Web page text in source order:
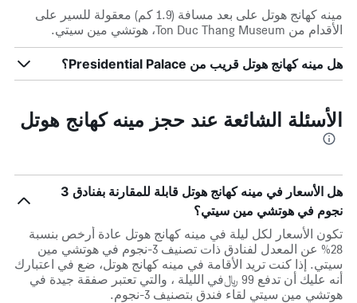
مينه كهانج هوتل على بعد مسافة (1.9 كم) معقولة للسير على
الأقدام من Ton Duc Thang Museum، هوتشي مين سيتي.
هل مينه كهانج هوتل قريب من Presidential Palace؟
الأسئلة الشائعة عند حجز مينه كهانج هوتل
هل الأسعار في مينه كهانج هوتل قابلة للمقارنة بفنادق 3
نجوم في هوتشي مين سيتي؟
تكون الأسعار لكل ليلة في مينه كهانج هوتل عادة أرخص بنسبة
28% عن المعدل لفنادق ذات تصنيف 3-نجوم في هوتشي مين
سيتي. إذا كنت تريد الأقامة في مينه كهانج هوتل، ضع في اعتبارك
أنه عليك أن تدفع 99 ﷼في الليلة ، والتي تعتبر صفقة جيدة في
هوتشي مين سيتي لقاء فندق بتصنيف 3-نجوم.